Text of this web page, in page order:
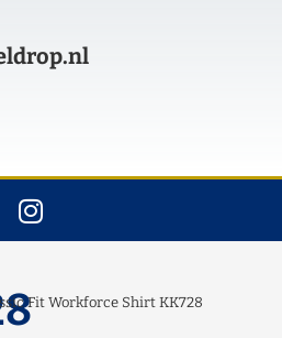
Fit Workforce Shirt KK728